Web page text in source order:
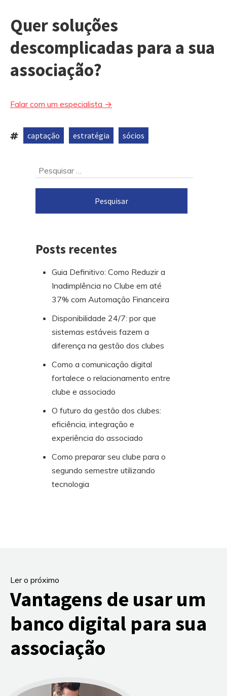
Quer soluções
descomplicadas para a sua
associação?
Falar com um especialista →
Tags:
captação
estratégia
sócios
Pesquisar
Posts recentes
Guia Definitivo: Como Reduzir a
Inadimplência no Clube em até
37% com Automação Financeira
Disponibilidade 24/7: por que
sistemas estáveis fazem a
diferença na gestão dos clubes
Como a comunicação digital
fortalece o relacionamento entre
clube e associado
O futuro da gestão dos clubes:
eficiência, integração e
experiência do associado
Como preparar seu clube para o
segundo semestre utilizando
tecnologia
Ler o próximo
Vantagens de usar um
banco digital para sua
associação